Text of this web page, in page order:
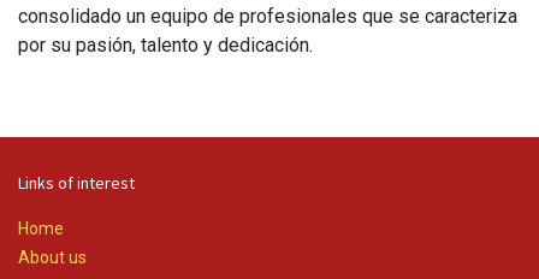
consolidado un equipo de profesionales que se caracteriza
por su pasión, talento y dedicación.
Links of interest
Home
About us